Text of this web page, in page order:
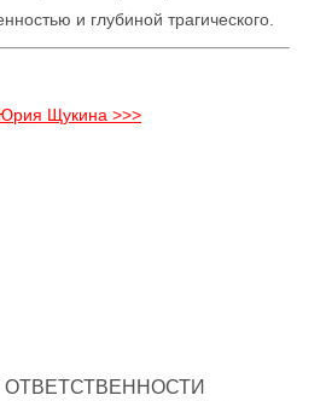
и глубиной трагического.
Щукина >>>
ОТВЕТСТВЕННОСТИ